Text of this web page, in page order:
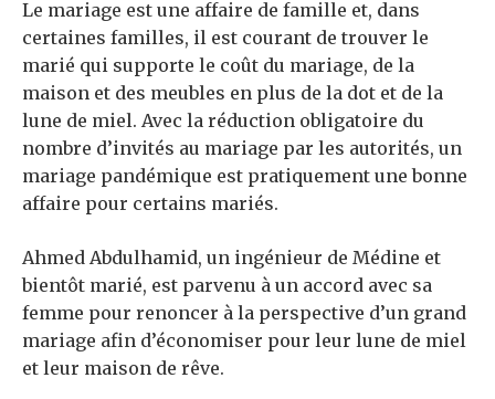
Le mariage est une affaire de famille et, dans
certaines familles, il est courant de trouver le
marié qui supporte le coût du mariage, de la
maison et des meubles en plus de la dot et de la
lune de miel. Avec la réduction obligatoire du
nombre d’invités au mariage par les autorités, un
mariage pandémique est pratiquement une bonne
affaire pour certains mariés.
Ahmed Abdulhamid, un ingénieur de Médine et
bientôt marié, est parvenu à un accord avec sa
femme pour renoncer à la perspective d’un grand
mariage afin d’économiser pour leur lune de miel
et leur maison de rêve.